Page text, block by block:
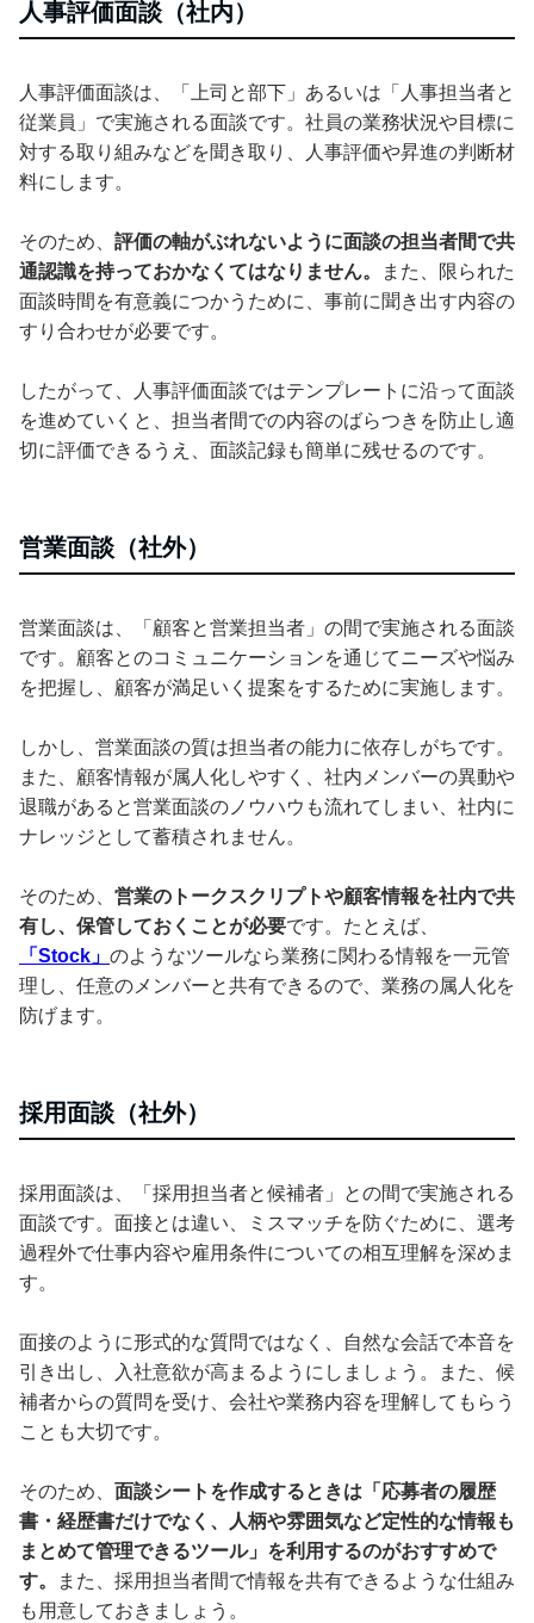
人事評価面談（社内）
人事評価面談は、「上司と部下」あるいは「人事担当者と
従業員」で実施される面談です。社員の業務状況や目標に
対する取り組みなどを聞き取り、人事評価や昇進の判断材
料にします。
そのため、 評価の軸がぶれないように面談の担当者間で共
通認識を持っておかなくてはなりません。
また、限られた
面談時間を有意義につかうために、事前に聞き出す内容の
すり合わせが必要です。
したがって、人事評価面談ではテンプレートに沿って面談
を進めていくと、担当者間での内容のばらつきを防止し適
切に評価できるうえ、面談記録も簡単に残せるのです。
営業面談（社外）
営業面談は、「顧客と営業担当者」の間で実施される面談
です。顧客とのコミュニケーションを通じてニーズや悩み
を把握し、顧客が満足いく提案をするために実施します。
しかし、営業面談の質は担当者の能力に依存しがちです。
また、顧客情報が属人化しやすく、社内メンバーの異動や
退職があると営業面談のノウハウも流れてしまい、社内に
ナレッジとして蓄積されません。
そのため、 営業のトークスクリプトや顧客情報を社内で共
有し、保管しておくことが必要です。たとえば、
「Stock」 のようなツールなら業務に関わる情報を一元管
理し、任意のメンバーと共有できるので、業務の属人化を
防げます。
採用面談（社外）
採用面談は、「採用担当者と候補者」との間で実施される
面談です。面接とは違い、ミスマッチを防ぐために、選考
過程外で仕事内容や雇用条件についての相互理解を深めま
す。
面接のように形式的な質問ではなく、自然な会話で本音を
引き出し、入社意欲が高まるようにしましょう。また、候
補者からの質問を受け、会社や業務内容を理解してもらう
ことも大切です。
そのため、 面談シートを作成するときは「応募者の履歴
書・経歴書だけでなく、人柄や雰囲気など定性的な情報も
まとめて管理できるツール」を利用するのがおすすめで
す。
また、採用担当者間で情報を共有できるような仕組み
も用意しておきましょう。